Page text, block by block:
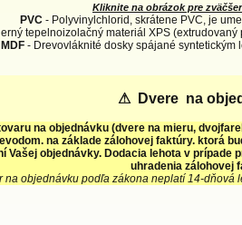
Kliknite na obrázok pre
PVC- Polyvinylchlorid, skrátene PVC, je
tepelnoizolačný materiál XPS
MDF- Drevovláknité dosky spájané syntetickým
⚠ Dvere na
na objednávku (dvere na mieru,
na základe zálohovej faktúry. ktorá
Vašej objednávky. Dodacia lehota v prípade
uhradenia zálohovej
na objednávku podľa zákona neplatí 14-dňová